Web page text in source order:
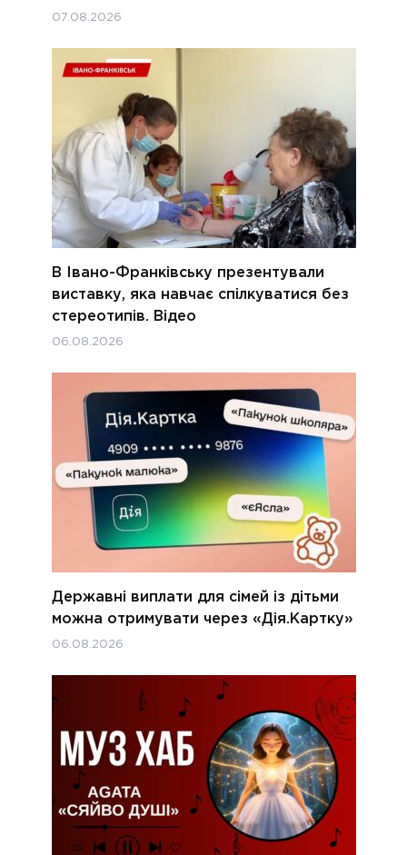
07.08.2026
В Івано-Франківську презентували
виставку, яка навчає спілкуватися без
стереотипів. Відео
06.08.2026
Державні виплати для сімей із дітьми
можна отримувати через «Дія.Картку»
06.08.2026